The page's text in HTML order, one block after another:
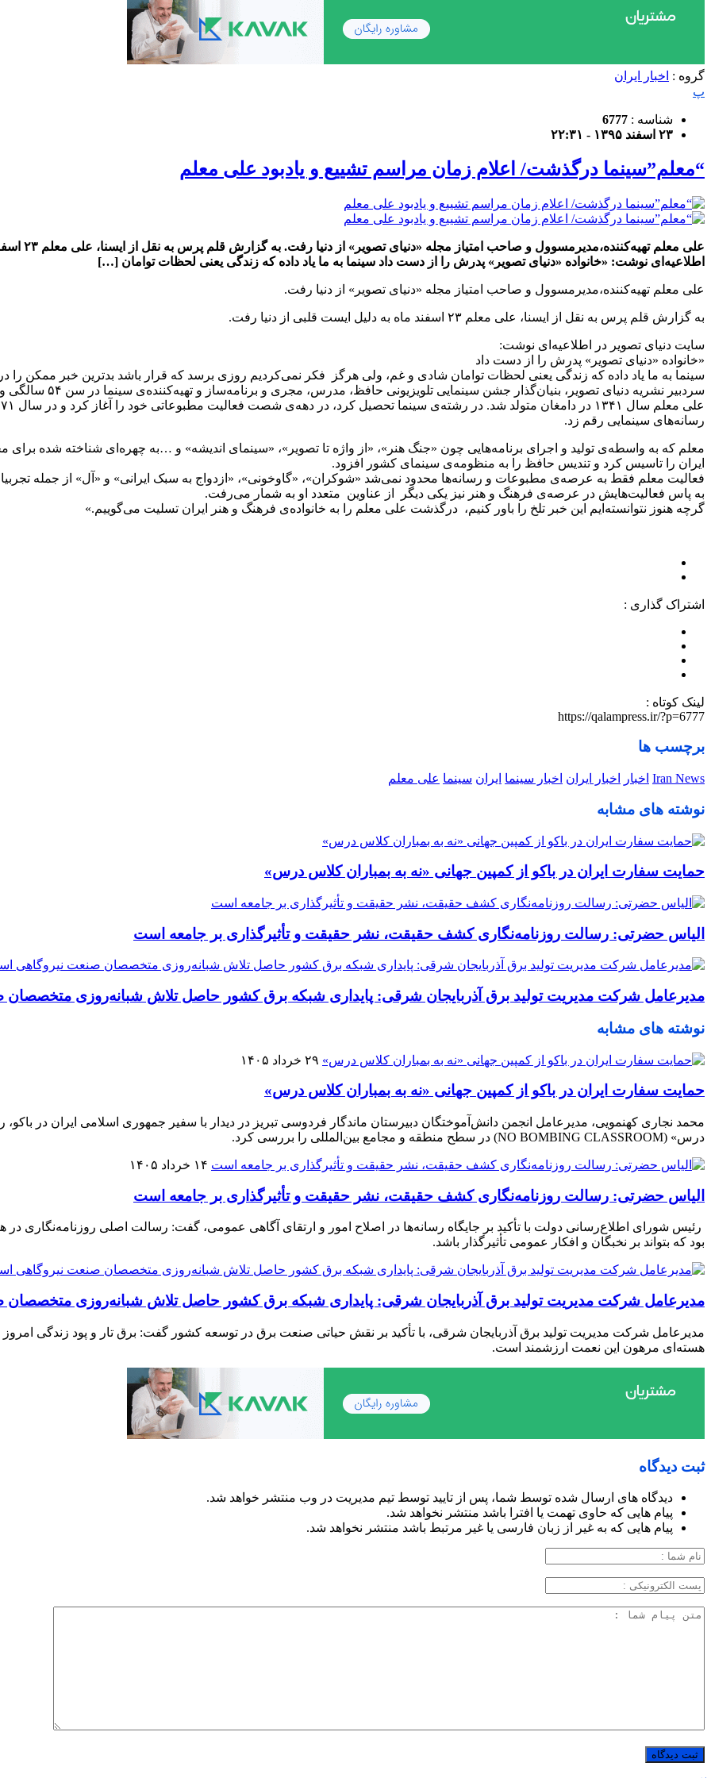
گروه : اخبار ایران
پ
شناسه : 6777
۲۳ اسفند ۱۳۹۵ - ۲۲:۳۱
“معلم”سینما درگذشت/ اعلام زمان مراسم تشییع و یادبود علی معلم
علی معلم
اطلاعیه‌ای نوشت: «خانواده «دنیای تصویر» پدرش را از دست داد سینما به ما یاد داده که زندگی یعنی لحظات توامان […]
علی معلم تهیه‌کننده،مدیرمسوول و صاحب امتیاز مجله «دنیای تصویر» از دنیا رفت.
به گزارش قلم پرس به نقل از ایسنا، علی معلم ۲۳ اسفند ماه به دلیل ایست قلبی از دنیا رفت.
سایت دنیای تصویر در اطلاعیه‌ای نوشت:
«خانواده «دنیای تصویر» پدرش را از دست داد
سینما به ما یاد داده که زندگی یعنی لحظات توامان شادی و غم، ولی هرگز فکر نمی‌کردیم روزی برسد که قرار باشد بدترین خبر ممکن را
سردبیر نشریه دنیای تصویر، بنیان‌گذار جشن سینمایی تلویزیونی حافظ، مدرس، مجری و برنامه‌ساز و تهیه‌کننده‌ی سینما در سن ۵۴ سالگی و در پی حملۀ قلبی، دار فانی را وداع گفت.
رسانه‌های سینمایی رقم زد.
معلم که به واسطه‌ی تولید و اجرای برنامه‌هایی چون «جنگ هنر»، «از واژه تا تصویر»، «سینمای اندیشه» و …به چهره‌ای شناخته شده
ایران را تاسیس کرد و تندیس حافظ را به منظومه‌ی سینمای کشور افزود.
فعالیت معلم فقط به عرصه‌ی مطبوعات و رسانه‌ها محدود نمی‌شد «شوکران»، «گاوخونی»، «ازدواج به سبک ایرانی» و «آل» از جمله
به پاس فعالیت‌هایش در عرصه‌ی فرهنگ و هنر نیز یکی دیگر از عناوین متعدد او به شمار می‌رفت.
گرچه هنوز نتوانسته‌ایم این خبر تلخ را باور کنیم، درگذشت علی معلم را به خانواده‌ی فرهنگ و هنر ایران تسلیت می‌گوییم.»
اشتراک گذاری :
لینک کوتاه :
https://qalampress.ir/?p=6777
برچسب ها
Iran News اخبار اخبار ایران اخبار سینما ایران سینما علی معلم
نوشته های مشابه
حمایت سفارت ایران در باکو از کمپین جهانی «نه به بمباران کلاس درس»
الیاس حضرتی: رسالت روزنامه‌نگاری کشف حقیقت، نشر حقیقت و تأثیرگذاری بر جامعه است
مدیرعامل شرکت مدیریت تولید برق آذربایجان شرقی: پایداری شبکه برق کشور حاصل تلاش شبانه‌روزی
نوشته های مشابه
۲۹ خرداد ۱۴۰۵
حمایت سفارت ایران در باکو از کمپین جهانی «نه به بمباران کلاس درس»
محمد نجاری کهنمویی، مدیرعامل انجمن دانش‌آموختگان دبیرستان ماندگار فردوسی تبریز در دیدار با سفیر جمهوری اسلامی ایران در
درس» (NO BOMBING CLASSROOM) در سطح منطقه و مجامع بین‌المللی را بررسی کرد.
۱۴ خرداد ۱۴۰۵
الیاس حضرتی: رسالت روزنامه‌نگاری کشف حقیقت، نشر حقیقت و تأثیرگذاری بر جامعه است
رئیس شورای اطلاع‌رسانی دولت با تأکید بر جایگاه رسانه‌ها در اصلاح امور و ارتقای آگاهی عمومی، گفت: رسالت اصلی
بود که بتواند بر نخبگان و افکار عمومی تأثیرگذار باشد.
مدیرعامل شرکت مدیریت تولید برق آذربایجان شرقی: پایداری شبکه برق کشور حاصل تلاش شبانه‌روزی
مدیرعامل شرکت مدیریت تولید برق آذربایجان شرقی، با تأکید بر نقش حیاتی صنعت برق در توسعه کشور گفت: برق تار و پود زندگی
هسته‌ای مرهون این نعمت ارزشمند است.
ثبت دیدگاه
دیدگاه های ارسال شده توسط شما، پس از تایید توسط تیم مدیریت در وب منتشر خواهد شد.
پیام هایی که حاوی تهمت یا افترا باشد منتشر نخواهد شد.
پیام هایی که به غیر از زبان فارسی یا غیر مرتبط باشد منتشر نخواهد شد.